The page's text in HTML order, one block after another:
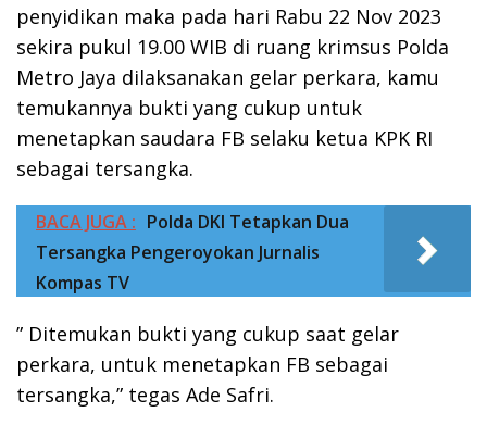
penyidikan maka pada hari Rabu 22 Nov 2023
sekira pukul 19.00 WIB di ruang krimsus Polda
Metro Jaya dilaksanakan gelar perkara, kamu
temukannya bukti yang cukup untuk
menetapkan saudara FB selaku ketua KPK RI
sebagai tersangka.
BACA JUGA : Polda DKI Tetapkan Dua
Tersangka Pengeroyokan Jurnalis
Kompas TV
” Ditemukan bukti yang cukup saat gelar
perkara, untuk menetapkan FB sebagai
tersangka,” tegas Ade Safri.